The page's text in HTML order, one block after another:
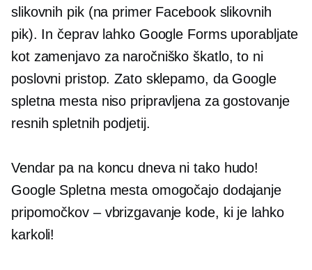
slikovnih pik (na primer Facebook slikovnih
pik). In čeprav lahko Google Forms uporabljate
kot zamenjavo za naročniško škatlo, to ni
poslovni pristop. Zato sklepamo, da Google
spletna mesta niso pripravljena za gostovanje
resnih spletnih podjetij.
Vendar pa na koncu dneva ni tako hudo!
Google Spletna mesta omogočajo dodajanje
pripomočkov – vbrizgavanje kode, ki je lahko
karkoli!